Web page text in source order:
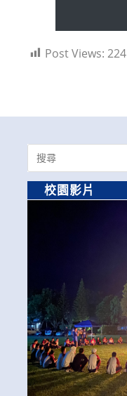
Post Views: 224
Search
for:
校園影片